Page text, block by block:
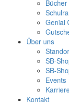
Bücher
Genial
Über uns
SB-
SB-
Events
Kontakt